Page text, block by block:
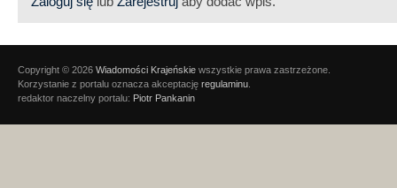
Copyright © 2026 Wiadomości Krajeńskie wszystkie prawa zastrzeżone.
Korzystanie z portalu oznacza akceptację regulaminu
redaktor naczelny portalu: Piotr Pankanin